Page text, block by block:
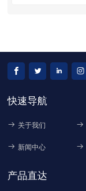
快速导航
关于我们
新闻中心
产品直达